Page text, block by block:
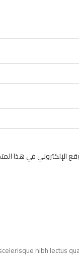
الإلكتروني في هذا
nibh lectus